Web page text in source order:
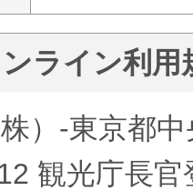
ライン利用
）-東京都
観光庁長